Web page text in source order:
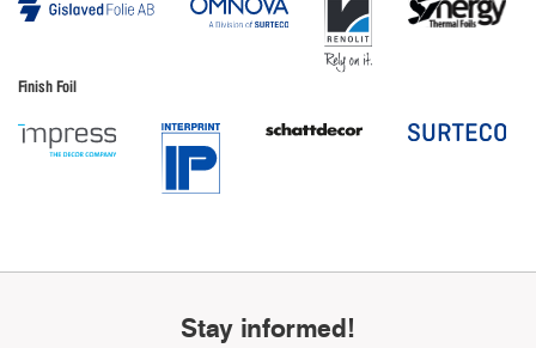
Finish Foil
Stay informed!